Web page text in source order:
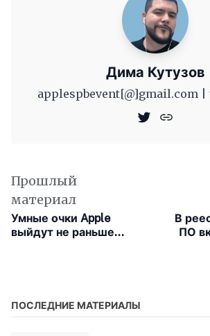
Дима Кутузов
applespbevent[@]gmail.com |
Прошлый
материал
Умные очки Apple
выйдут не раньше
В
ПО
ПОСЛЕДНИЕ МАТЕРИАЛЫ